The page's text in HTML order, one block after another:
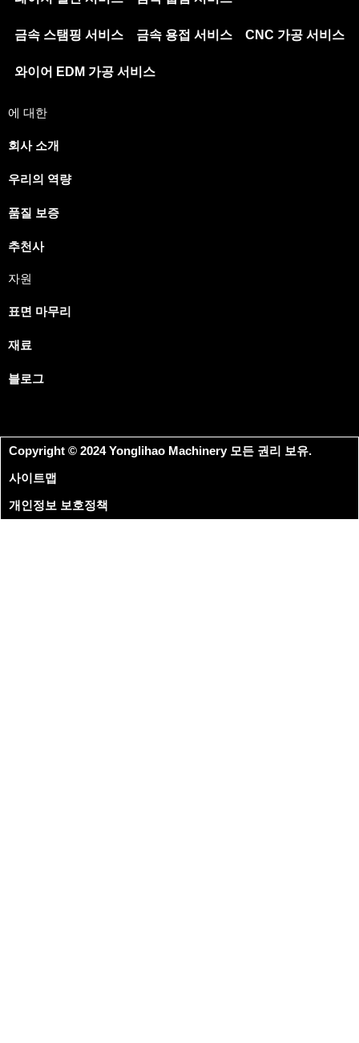
금속 스탬핑 서비스 금속 용접 서비스 CNC 가공 서비스
와이어 EDM 가공 서비스
에 대한
회사 소개
우리의 역량
품질 보증
추천사
자원
표면 마무리
재료
블로그
Copyright © 2024 Yonglihao Machinery 모든 권리 보유.
사이트맵
개인정보 보호정책